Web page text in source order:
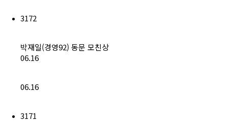
3172
박재일(경영92) 동문 모친상
06.16
06.16
3171